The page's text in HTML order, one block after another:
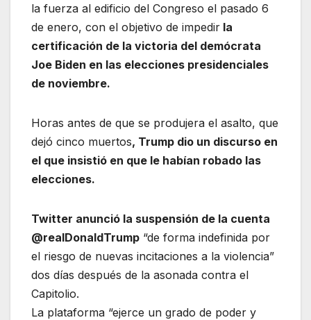
la fuerza al edificio del Congreso el pasado 6
de enero, con el objetivo de impedir la
certificación de la victoria del demócrata
Joe Biden en las elecciones presidenciales
de noviembre.
Horas antes de que se produjera el asalto, que
dejó cinco muertos, Trump dio un discurso en
el que insistió en que le habían robado las
elecciones.
Twitter anunció la suspensión de la cuenta
@realDonaldTrump “de forma indefinida por
el riesgo de nuevas incitaciones a la violencia”
dos días después de la asonada contra el
Capitolio.
La plataforma “ejerce un grado de poder y